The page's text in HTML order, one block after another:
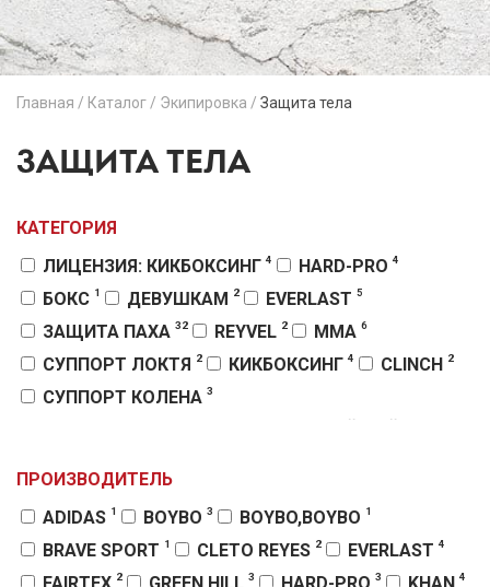
Главная / Каталог / Экипировка / Защита тела
ЗАЩИТА ТЕЛА
КАТЕГОРИЯ
ЛИЦЕНЗИЯ: КИКБОКСИНГ 4 HARD-PRO 4
БОКС 1 ДЕВУШКАМ 2 EVERLAST 5
ЗАЩИТА ПАХА 32 REYVEL 2 MMA 6
СУППОРТ ЛОКТЯ 2 КИКБОКСИНГ 4 CLINCH 2
СУППОРТ КОЛЕНА 3
НАЛОКОТНИКИ
FAIRTEX 2 АРМЕЙСКИЙ РУКОПАШНЫЙ БОЙ
TWINS SPECIAL3 ЗАЩИТА ПРЕДПЛЕЧЬЯ11
ПРОИЗВОДИТЕЛЬ
ADIDAS 1 BOYBO 3 BOYBO,BOYBO 1
BRAVE SPORT 1 CLETO REYES 2 EVERLAST 4
2 3 3 4